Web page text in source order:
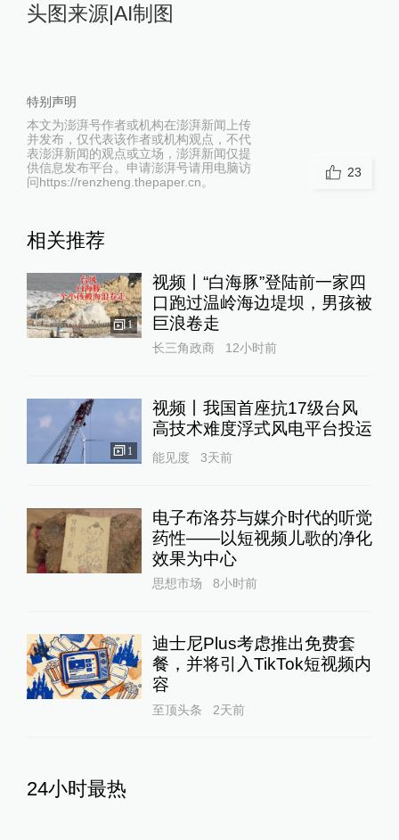
头图来源|AI制图
特别声明
本文为澎湃号作者或机构在澎湃新闻上传
并发布，仅代表该作者或机构观点，不代
表澎湃新闻的观点或立场，澎湃新闻仅提
供信息发布平台。申请澎湃号请用电脑访
问https://renzheng.thepaper.cn。
23
相关推荐
1
视频丨“白海豚”登陆前一家四
口跑过温岭海边堤坝，男孩被
巨浪卷走
长三角政商 12小时前
1
视频丨我国首座抗17级台风
高技术难度浮式风电平台投运
能见度 3天前
电子布洛芬与媒介时代的听觉
药性——以短视频儿歌的净化
效果为中心
思想市场 8小时前
迪士尼Plus考虑推出免费套
餐，并将引入TikTok短视频内
容
至顶头条 2天前
24小时最热